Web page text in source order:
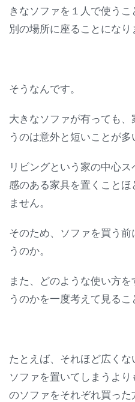
きなソファを１人で使う
別の場所に座ることになり
そうなんです。
大きなソファが有っても
うのは意外と短いことが多
リビングという家の中心
感のある家具を置くこと
ません。
そのため、ソファを買う
うのか。
また、どのような使い方
うのかを一度考えて見るこ
たとえば、それほど広く
ソファを置いてしまうよ
のソファをそれぞれ買った